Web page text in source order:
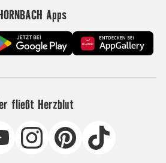
Apps
fließt Herzblut